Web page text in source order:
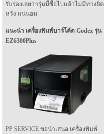
รับรองเลยว่ารุ่นนี้ซื้อไปแล้วไม่มีทางผิด
หวัง แน่นอน
แนะนำ เครื่องพิมพ์บาร์โค้ด Godex รุ่น
EZ6300Plus
PP SERVICE ขอนำเสนอ เครื่องพิมพ์